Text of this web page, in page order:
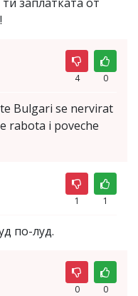
4 0
Bulgari se nervirat
rabota i poveche
1 1
по-луд.
0 0